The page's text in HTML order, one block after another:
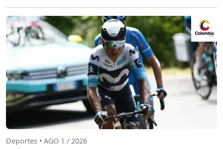
Deportes • AGO 1 / 2026